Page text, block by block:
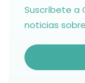
Suscríbete a
noticias